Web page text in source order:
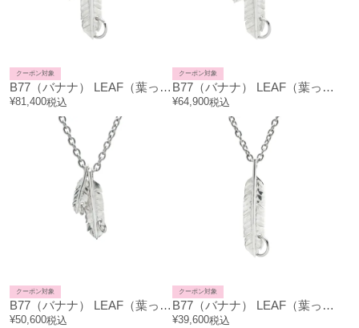
B77（バナナ） LEAF（葉っぱ） FEATHER（葉根） バナナ リーフェザー ネックレス 3葉（S&M&L）
クーポン対象
¥81,400税込
B77（バナナ） LEAF（葉っぱ） FEATHER（葉根） バナナ リーフェザー ネックレス 2葉（M&L）
クーポン対象
¥64,900税込
B77（バナナ） LEAF（葉っぱ） FEATHER（葉根） バナナ リーフェザー ネックレス 2葉（S&M）
クーポン対象
¥50,600税込
B77（バナナ） LEAF（葉っぱ） FEATHER（葉根） バナナ リーフェザー ネックレス 1葉（L）
クーポン対象
¥39,600税込